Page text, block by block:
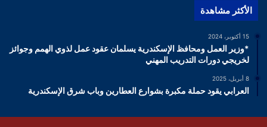
الأكثر مشاهدة
15 أكتوبر، 2024
*وزير العمل ومحافظ الإسكندرية يسلمان عقود عمل لذوي الهمم وجوائز
لخريجي دورات التدريب المهني
8 أبريل، 2025
العرابي يقود حملة مكبرة بشوارع العطارين وباب شرق الإسكندرية